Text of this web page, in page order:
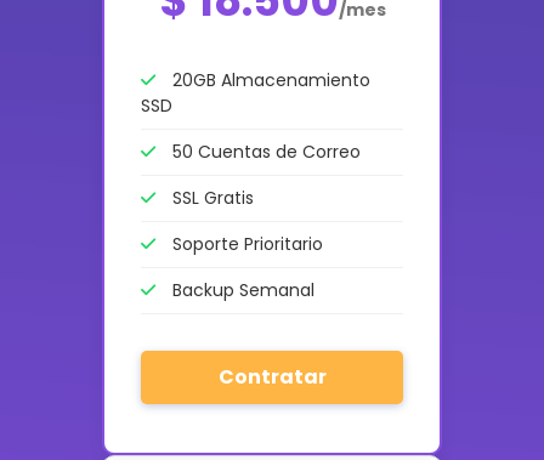
/mes
20GB Almacenamiento
SSD
50 Cuentas de Correo
SSL Gratis
Soporte Prioritario
Backup Semanal
Contratar